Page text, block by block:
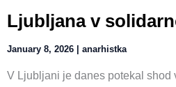
Ljubljana v
January 8, 2026 anarhistka
V Ljubljani je danes potekal